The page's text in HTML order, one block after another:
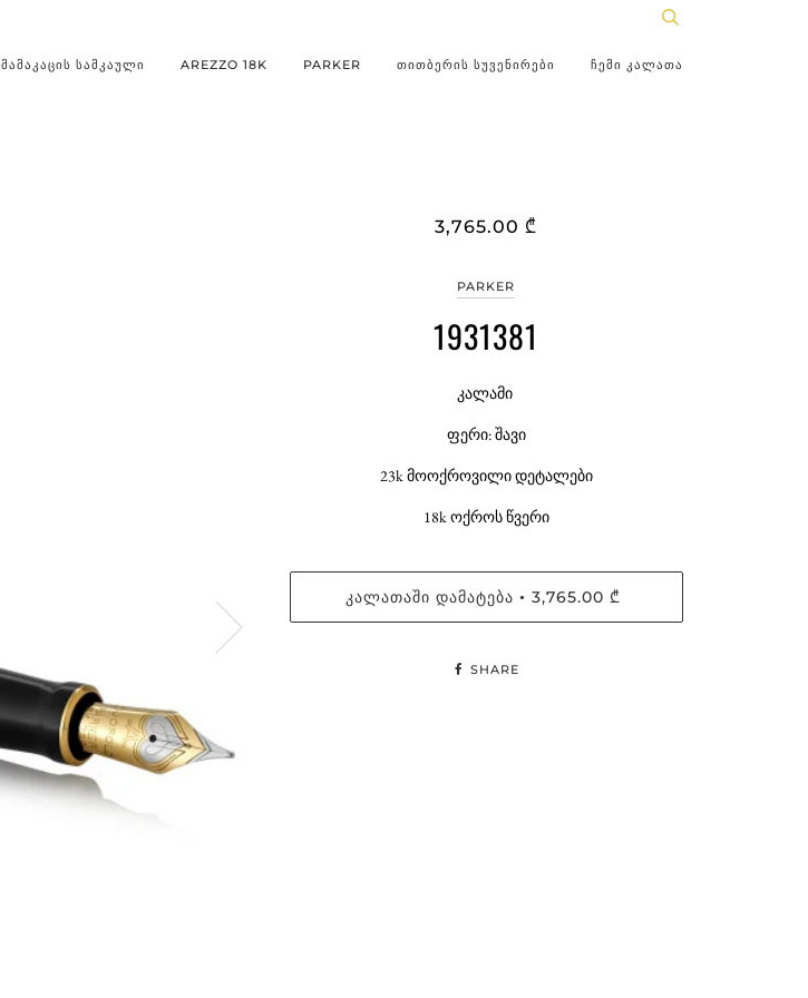
ᲛᲐᲛᲐᲙᲐᲪᲘᲡ ᲡᲐᲛᲙᲐᲣᲚᲘ AREZZO 18K PARKER ᲗᲘᲗᲑᲔᲠᲘᲡ ᲡᲣᲕᲔᲜᲘᲠᲔᲑᲘ ᲩᲔᲛᲘ ᲙᲐᲚᲐᲗᲐ
3,765.00 ₾
PARKER
1931381
კალამი
ფერი: შავი
23k მოოქროვილი დეტალები
18k ოქროს წვერი
ᲙᲐᲚᲐᲗᲐᲨᲘ ᲓᲐᲛᲐᲢᲔᲑᲐ • 3,765.00 ₾
SHARE